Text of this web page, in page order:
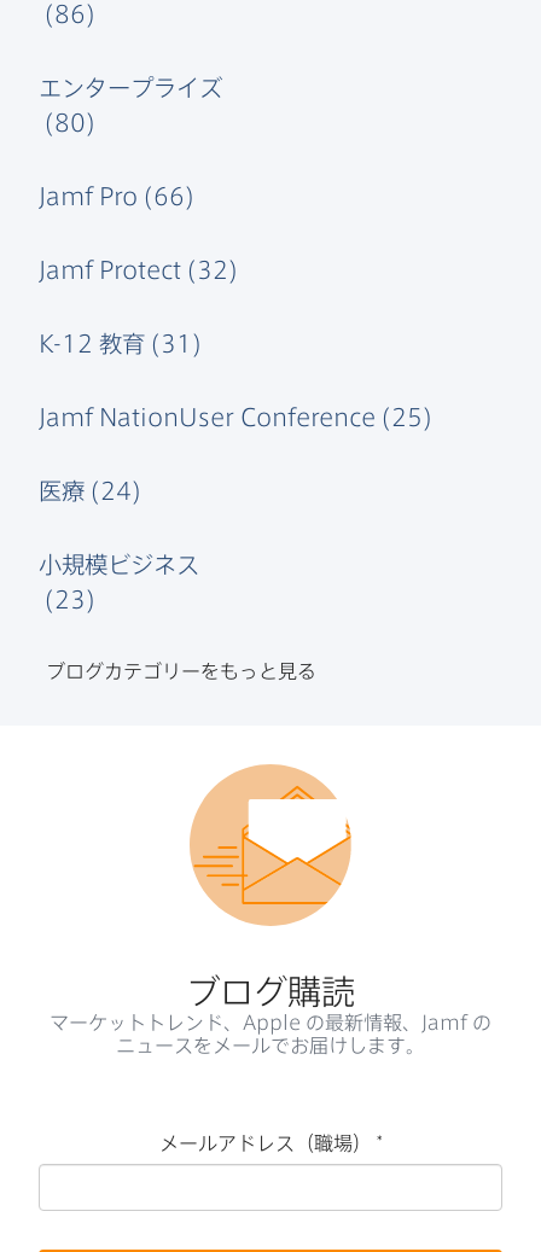
(86 )
エンタープライズ
(80)
Jamf Pro (66 )
Jamf Protect ( 32 )
K-12 教育 ( 31 )
Jamf NationUser Conference ( 25 )
医療 ( 24)
小規模ビジネス
( 23 )
ブログカテゴリーを​もっと​見る
ブログ購読
マーケットトレンド、 Apple の​最新情報、 Jamf の​
ニュースを​メールで​お届けします。
メールアドレス（職場） *